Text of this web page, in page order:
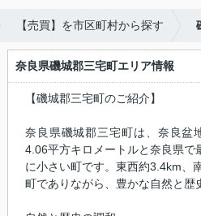
【売買】を市区町村から探す
奈良県磯城郡三宅町エリア情報
【磯城郡三宅町のご紹介】
奈良県磯城郡三宅町は、奈良盆
4.06平方キロメートルと奈良県で
に小さい町です。東西約3.4km、
町でありながら、豊かな自然と歴